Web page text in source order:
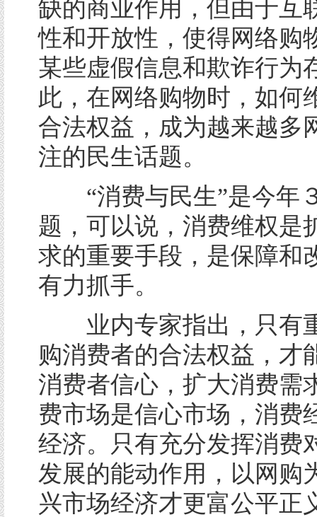
缺的商业作用，但由于互
性和开放性，使得网络购
某些虚假信息和欺诈行为
此，在网络购物时，如何
合法权益，成为越来越多
注的民生话题。
“消费与民生”是今年
题，可以说，消费维权是
求的重要手段，是保障和
有力抓手。
业内专家指出，只有
购消费者的合法权益，才
消费者信心，扩大消费需
费市场是信心市场，消费
经济。只有充分发挥消费
发展的能动作用，以网购
兴市场经济才更富公平正